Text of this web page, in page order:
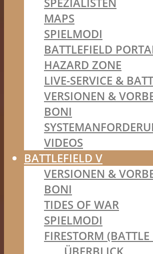
MAPS
SPIELMODI
BATTLEFIELD
HAZARD ZONE
LIVE-SERVICE &
VERSIONEN &
BONI
VIDEOS
BATTLEFIELD V
VERSIONEN &
BONI
TIDES OF WAR
SPIELMODI
FIRESTORM